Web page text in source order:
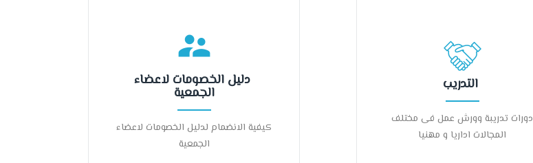
التدريب
دورات تدريبة وورش عمل فى مختلف
المجالات اداريا و مهنيا
دليل الخصومات لاعضاء
الجمعية
كيفية الانضمام لدليل الخصومات لاعضاء
الجمعية